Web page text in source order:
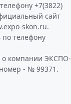
+7(3822)
сайт
skon.ru.
телефону
о компании ЭКСПО-
- № 99371.